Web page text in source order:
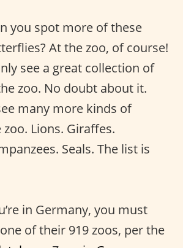
you spot more of these
At the zoo, of course!
see a great collection of
zoo. No doubt about it.
many more kinds of
Lions. Giraffes.
Seals. The list is
in Germany, you must
of their 919 zoos, per the